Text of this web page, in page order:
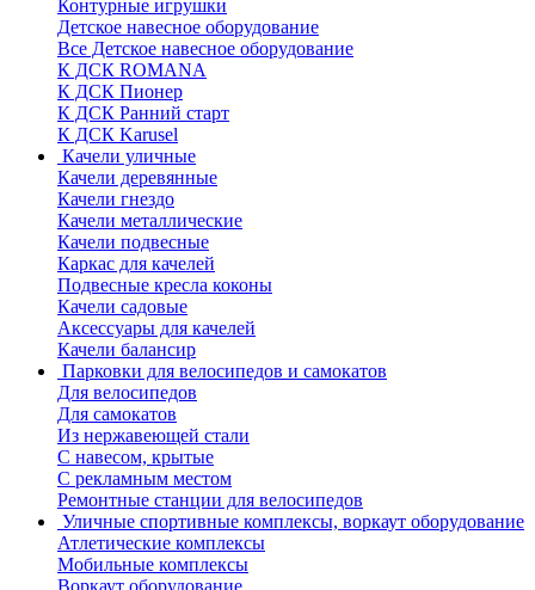
Контурные игрушки
Детское навесное оборудование
Все Детское навесное оборудование
К ДСК ROMANA
К ДСК Пионер
К ДСК Ранний старт
К ДСК Karusel
Качели уличные
Качели деревянные
Качели гнездо
Качели металлические
Качели подвесные
Каркас для качелей
Подвесные кресла коконы
Качели садовые
Аксессуары для качелей
Качели балансир
Парковки для велосипедов и самокатов
Для велосипедов
Для самокатов
Из нержавеющей стали
С навесом, крытые
С рекламным местом
Ремонтные станции для велосипедов
Уличные спортивные комплексы, воркаут оборудование
Атлетические комплексы
Мобильные комплексы
Воркаут оборудование